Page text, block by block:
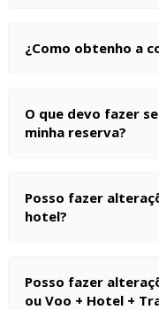
¿Como obtenho a
O que devo fazer
minha reserva?
Posso fazer
hotel?
Posso fazer
ou Voo + Hotel +